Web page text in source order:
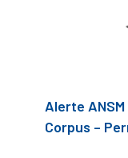
Alerte
Corpus –